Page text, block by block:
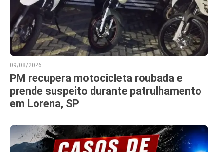
09/08/2026
PM recupera motocicleta roubada e
prende suspeito durante patrulhamento
em Lorena, SP